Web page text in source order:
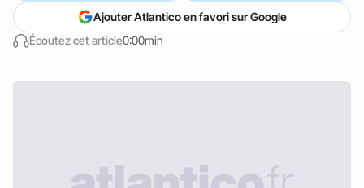
Écoutez cet article0:00min
Ajouter Atlantico en favori sur Google